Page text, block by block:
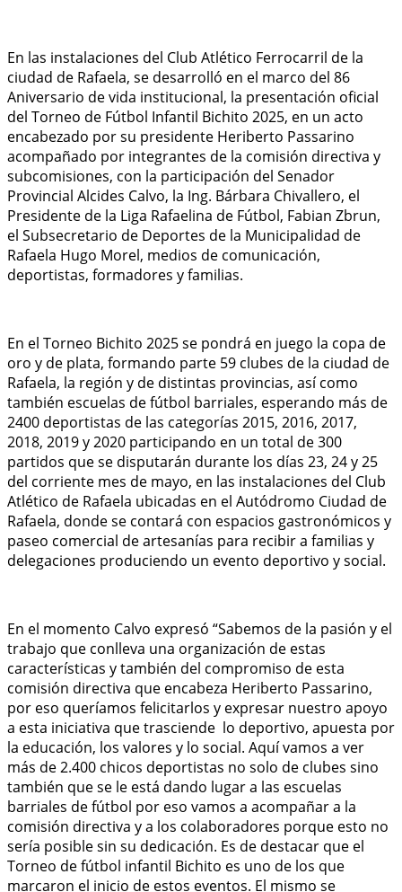
En las instalaciones del Club Atlético Ferrocarril de la
ciudad de Rafaela, se desarrolló en el marco del 86
Aniversario de vida institucional, la presentación oficial
del Torneo de Fútbol Infantil Bichito 2025, en un acto
encabezado por su presidente Heriberto Passarino
acompañado por integrantes de la comisión directiva y
subcomisiones, con la participación del Senador
Provincial Alcides Calvo, la Ing. Bárbara Chivallero, el
Presidente de la Liga Rafaelina de Fútbol, Fabian Zbrun,
el Subsecretario de Deportes de la Municipalidad de
Rafaela Hugo Morel, medios de comunicación,
deportistas, formadores y familias.
En el Torneo Bichito 2025 se pondrá en juego la copa de
oro y de plata, formando parte 59 clubes de la ciudad de
Rafaela, la región y de distintas provincias, así como
también escuelas de fútbol barriales, esperando más de
2400 deportistas de las categorías 2015, 2016, 2017,
2018, 2019 y 2020 participando en un total de 300
partidos que se disputarán durante los días 23, 24 y 25
del corriente mes de mayo, en las instalaciones del Club
Atlético de Rafaela ubicadas en el Autódromo Ciudad de
Rafaela, donde se contará con espacios gastronómicos y
paseo comercial de artesanías para recibir a familias y
delegaciones produciendo un evento deportivo y social.
En el momento Calvo expresó “Sabemos de la pasión y el
trabajo que conlleva una organización de estas
características y también del compromiso de esta
comisión directiva que encabeza Heriberto Passarino,
por eso queríamos felicitarlos y expresar nuestro apoyo
a esta iniciativa que trasciende lo deportivo, apuesta por
la educación, los valores y lo social. Aquí vamos a ver
más de 2.400 chicos deportistas no solo de clubes sino
también que se le está dando lugar a las escuelas
barriales de fútbol por eso vamos a acompañar a la
comisión directiva y a los colaboradores porque esto no
sería posible sin su dedicación. Es de destacar que el
Torneo de fútbol infantil Bichito es uno de los que
marcaron el inicio de estos eventos. El mismo se